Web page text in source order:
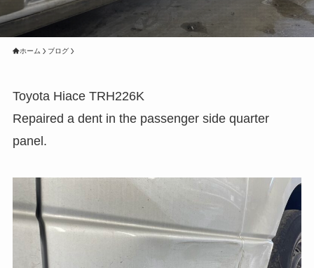
ホーム ブログ
Toyota Hiace TRH226K
Repaired a dent in the passenger side quarter
panel.